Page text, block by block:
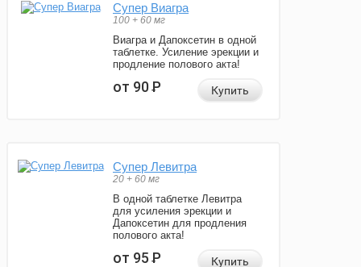
Супер Виагра
100 + 60 мг
Виагра и Дапоксетин в одной
таблетке. Усиление эрекции и
продление полового акта!
от 90Р Купить
Супер Левитра
20 + 60 мг
В одной таблетке Левитра
для усиления эрекции и
Дапоксетин для продления
полового акта!
от 95Р Купить